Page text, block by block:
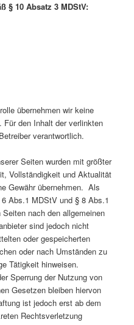
§ 10 Absatz 3 MDStV:
übernehmen wir keine
den Inhalt der verlinkten
verantwortlich.
Seiten wurden mit größter
Vollständigkeit und Aktualität
Gewähr übernehmen. Als
Abs.1 MDStV und § 8 Abs.1
nach den allgemeinen
sind jedoch nicht
oder gespeicherten
oder nach Umständen zu
Tätigkeit hinweisen.
Sperrung der Nutzung von
Gesetzen bleiben hiervon
ist jedoch erst ab dem
Rechtsverletzung